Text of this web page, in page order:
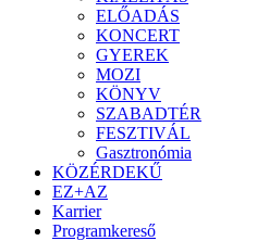
ELŐADÁS
KONCERT
GYEREK
MOZI
KÖNYV
SZABADTÉR
FESZTIVÁL
Gasztronómia
KÖZÉRDEKŰ
EZ+AZ
Karrier
Programkereső